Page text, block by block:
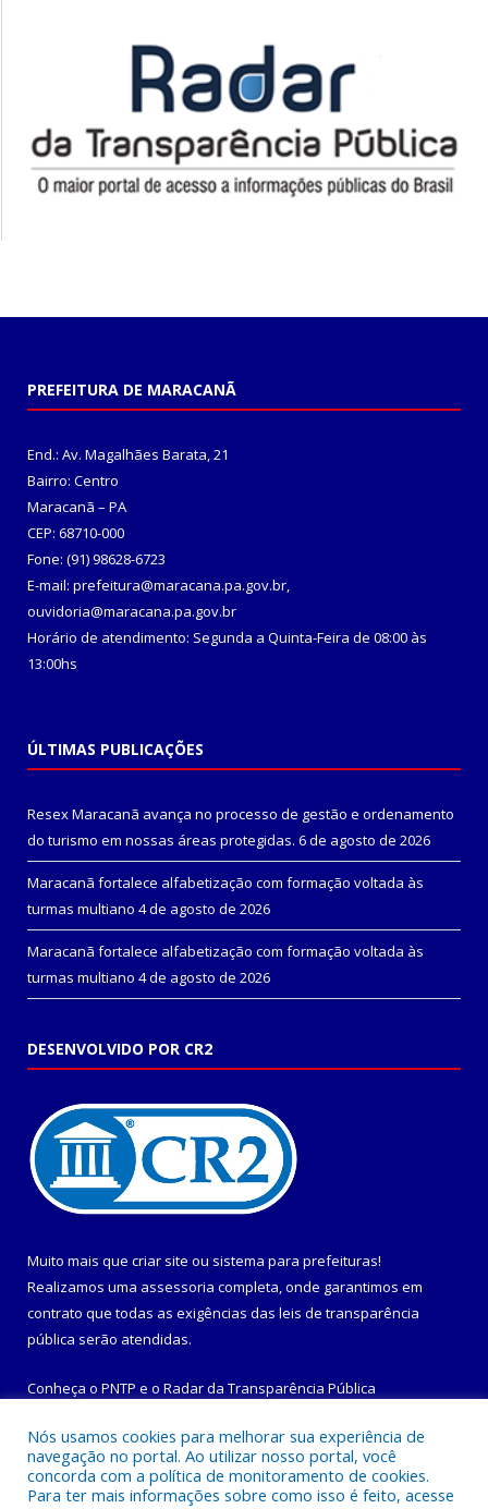
PREFEITURA DE MARACANÃ
End.: Av. Magalhães Barata, 21
Bairro: Centro
Maracanã – PA
CEP: 68710-000
Fone: (91) 98628-6723
E-mail: prefeitura@maracana.pa.gov.br,
ouvidoria@maracana.pa.gov.br
Horário de atendimento: Segunda a Quinta-Feira de 08:00 às
13:00hs
ÚLTIMAS PUBLICAÇÕES
Resex Maracanã avança no processo de gestão e ordenamento
do turismo em nossas áreas protegidas. 6 de agosto de 2026
Maracanã fortalece alfabetização com formação voltada às
turmas multiano 4 de agosto de 2026
Maracanã fortalece alfabetização com formação voltada às
turmas multiano 4 de agosto de 2026
DESENVOLVIDO POR CR2
Muito mais que criar site ou sistema para prefeituras!
Realizamos uma assessoria completa, onde garantimos em
contrato que todas as exigências das leis de transparência
pública serão atendidas.
Conheça o PNTP e o Radar da Transparência Pública
Todos os direitos reservados a Prefeitura Municipal de
Nós usamos cookies para melhorar sua experiência de
navegação no portal. Ao utilizar nosso portal, você
concorda com a política de monitoramento de cookies.
Para ter mais informações sobre como isso é feito, acesse